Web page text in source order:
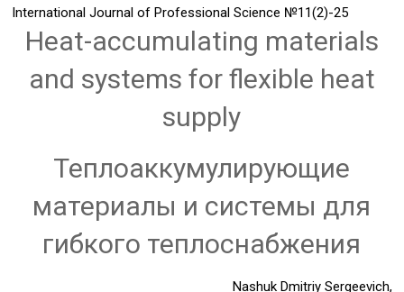
International Journal of Professional Science №11(2)-25
Heat-accumulating materials
and systems for flexible heat
supply
Теплоаккумулирующие
материалы и системы для
гибкого теплоснабжения
Nashuk Dmitriy Sergeevich,